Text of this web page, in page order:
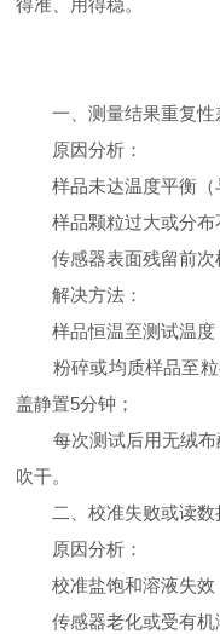
得准、用得稳。
一、测量结果重复性
原因分析：
样品未达温度平衡（
样品颗粒过大或分布
传感器表面残留前次
解决方法：
样品恒温至测试温度
粉碎或均质样品至粒
盖静置5分钟；
每次测试后用无绒布
吹干。
二、校准失败或读数
原因分析：
校准盐饱和溶液失效
传感器老化或受有机